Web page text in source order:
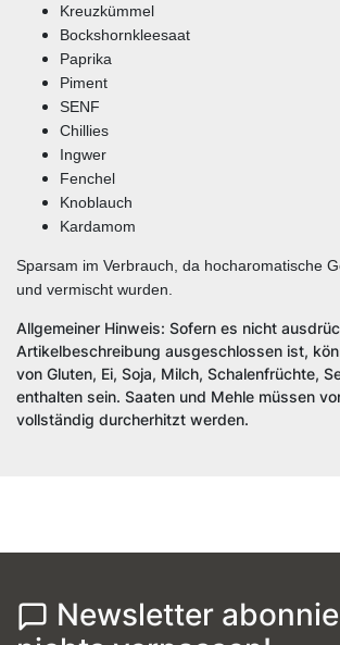
Kreuzkümmel
Bockshornkleesaat
Paprika
Piment
SENF
Chillies
Ingwer
Fenchel
Knoblauch
Kardamom
Sparsam im Verbrauch, da hocharomatische
und vermischt wurden.
Allgemeiner Hinweis: Sofern es nicht
Artikelbeschreibung ausgeschlossen ist,
von Gluten, Ei, Soja, Milch, Schalenfrüchte,
enthalten sein. Saaten und Mehle müssen
vollständig durcherhitzt werden.
Newsletter